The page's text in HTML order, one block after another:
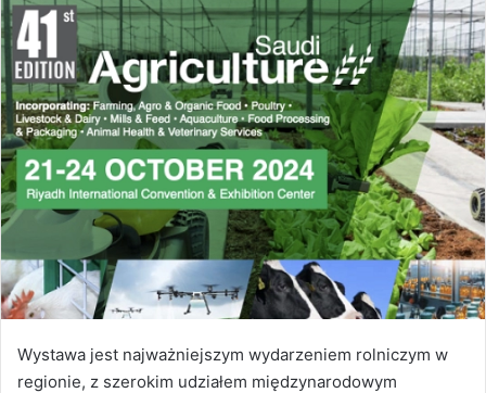
Wystawa jest najważniejszym wydarzeniem rolniczym w
regionie, z szerokim udziałem międzynarodowym